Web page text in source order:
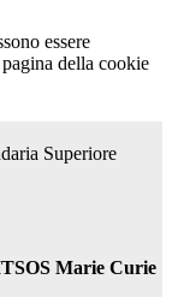
essere
della cookie
Superiore
Marie Curie